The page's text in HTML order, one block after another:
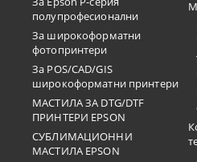
полупрофесионални
За широкоформатни
фотопринтери
За POS/CAD/GIS
широкоформатни принтери
МАСТИЛА ЗА DTG/DTF
ПРИНТЕРИ EPSON
СУБЛИМАЦИОННИ
МАСТИЛА EPSON